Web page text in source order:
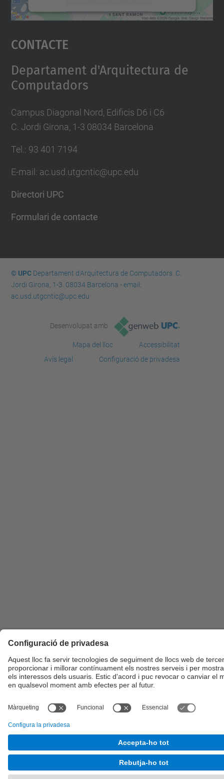
Accepta
powered by
Contacte
Departament d'Arquitectura de
Computadors
Campus Diagonal Nord, Edificis D6 i C6
C. Jordi Girona, 1-3 08034 Barcelona
Tel.: 93 401 7194
E-mail: ac.usd.utgcntic@upc.edu
Directori UPC
Formulari de contacte
© UPCDepartament d'Arquitectura de Computadors. C.
Jordi Girona, 1-3. 08034 Barcelona - email:
ac.usd.utgcntic@upc.edu
Desenvolupat amb
Mapa del lloc
Accessibilitat
Avís legal
Configuració de privadesa